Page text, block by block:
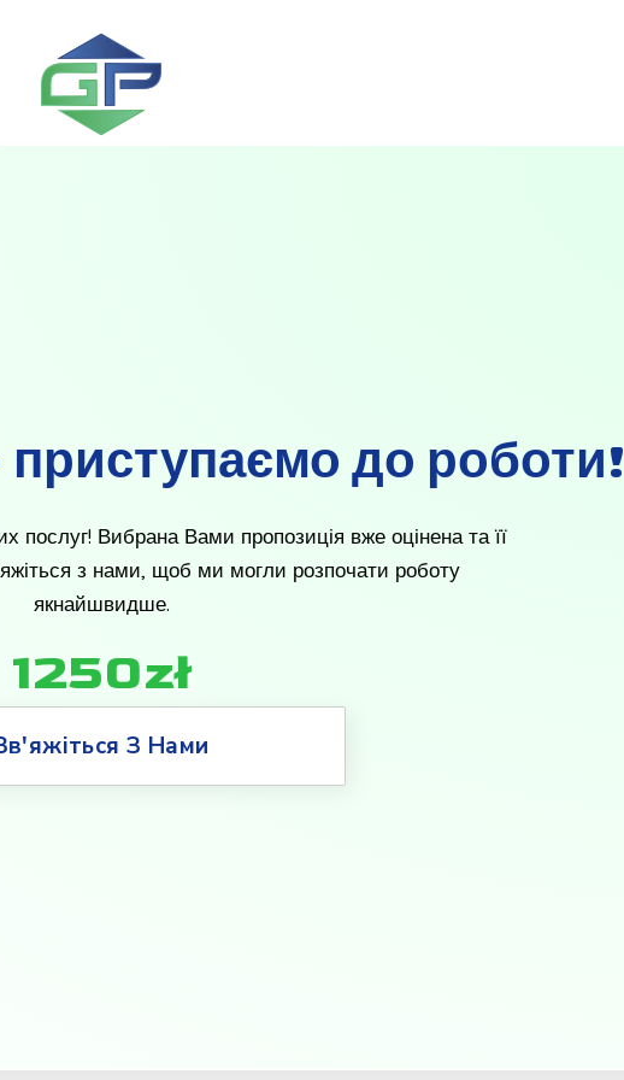
приступаємо до роботи!
послуг! Вибрана Вами пропозиція вже оцінена та її
з нами, щоб ми могли розпочати роботу
якнайшвидше.
1250zł
З Нами